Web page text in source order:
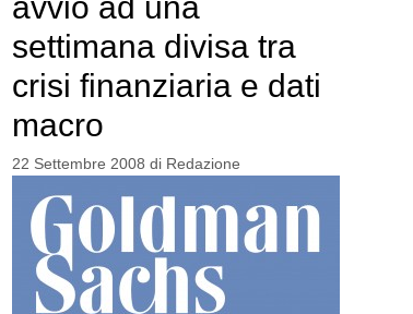
settimana divisa tra
crisi finanziaria e dati
macro
22 Settembre 2008 di Redazione